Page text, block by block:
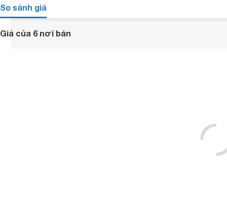
So sánh giá
Giá của 6 nơi bán